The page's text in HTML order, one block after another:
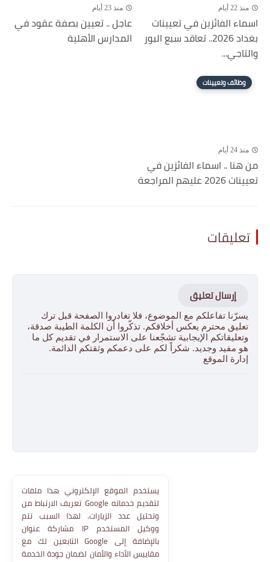
منذ 22 أيام
اسماء الفائزين في تعيينات
بغداد 2026.. تعاقد سبع البور
والتاجي...
منذ 23 أيام
عاجل .. تعيين بصفة عقود في
المدارس الأهلية
وظائف وتعيينات
منذ 24 أيام
من هنا .. اسماء الفائزين في
تعيينات 2026 عليهم المراجعة
تعليقات
إرسال تعليق
يسرّنا تفاعلكم مع الموضوع، فلا تغادروا الصفحة قبل ترك
تعليق محترم يعكس أخلاقكم. تذكّروا أن الكلمة الطيبة صدقة،
وتعليقاتكم الإيجابية تشجّعنا على الاستمرار في تقديم كل ما
هو مفيد وجديد. شكراً لكم على دعمكم وثقتكم الدائمة.
إدارة الموقع
يستخدم الموقع الإلكتروني هذا ملفات
تعريف الارتباط من Google لتقديم خدماته
وتحليل عدد الزيارات. لهذا السبب تتم
مشاركة عنوان IP ووكيل المستخدم
التابعين لك مع Google بالإضافة إلى
مقاييس الأداء والأمان لضمان جودة الخدمة